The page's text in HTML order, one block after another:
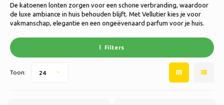
Kamperen
Reizen
Thermo
Tuingereedschap
Tuinmeubelen
Kaarsen
Klokken
Français
Italiano
De katoenen lonten zorgen voor een schone verbranding, waardoor
de luxe ambiance in huis behouden blijft. Met Vellutier kies je voor
vakmanschap, elegantie en een ongeëvenaard parfum voor je huis.
Filters
Toon: 24